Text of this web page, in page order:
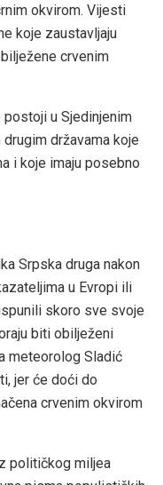
okvirom. Vijesti
koje zaustavljaju
crvenim
postoji u Sjedinjenim
državama koje
i koje imaju posebno
Srpska druga nakon
u Evropi ili
skoro sve svoje
biti obilježeni
meteorolog Sladić
jer će doći do
crvenim okvirom
političkog miljea